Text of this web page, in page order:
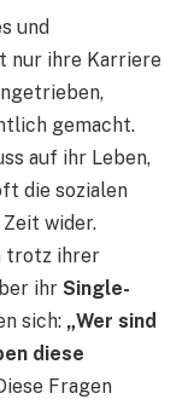
und
nur ihre Karriere
gemacht.
auf ihr Leben,
die sozialen
wider.
trotz ihrer
ihr Single-
sich: „Wer sind
diese
Fragen